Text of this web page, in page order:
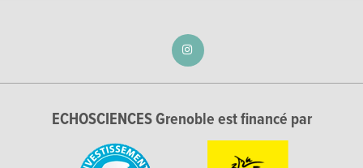
ECHOSCIENCES Grenoble est financé par